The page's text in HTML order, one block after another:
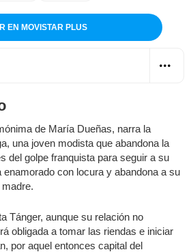
EN MOVISTAR PLUS
de María Dueñas, narra la
una joven modista que abandona la
del golpe franquista para seguir a su
con locura y abandona a su
Tánger, aunque su relación no
obligada a tomar las riendas e iniciar
por aquel entonces capital del